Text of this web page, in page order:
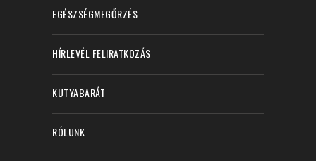
EGÉSZSÉGMEGŐRZÉS
HÍRLEVÉL FELIRATKOZÁS
KUTYABARÁT
RÓLUNK